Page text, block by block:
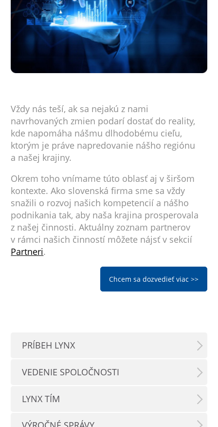
Vždy nás teší, ak sa nejakú z nami
navrhovaných zmien podarí dostať do reality,
kde napomáha nášmu dlhodobému cieľu,
ktorým je práve napredovanie nášho regiónu
a našej krajiny.
Okrem toho vnímame túto oblasť aj v širšom
kontexte. Ako slovenská firma sme sa vždy
snažili o rozvoj našich kompetencií a nášho
podnikania tak, aby naša krajina prosperovala
z našej činnosti. Aktuálny zoznam partnerov
v rámci našich činností môžete nájsť v sekcií
Partneri.
Chcem sa dozvedieť viac >>
PRÍBEH LYNX
VEDENIE SPOLOČNOSTI
LYNX TÍM